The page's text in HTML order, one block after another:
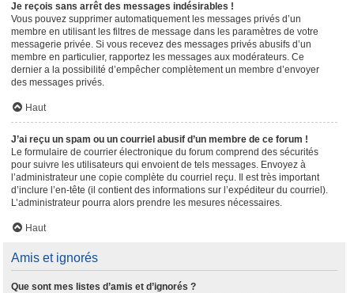
Je reçois sans arrêt des messages indésirables !
Vous pouvez supprimer automatiquement les messages privés d’un
membre en utilisant les filtres de message dans les paramètres de votre
messagerie privée. Si vous recevez des messages privés abusifs d’un
membre en particulier, rapportez les messages aux modérateurs. Ce
dernier a la possibilité d’empêcher complètement un membre d’envoyer
des messages privés.
Haut
J’ai reçu un spam ou un courriel abusif d’un membre de ce forum !
Le formulaire de courrier électronique du forum comprend des sécurités
pour suivre les utilisateurs qui envoient de tels messages. Envoyez à
l’administrateur une copie complète du courriel reçu. Il est très important
d’inclure l’en-tête (il contient des informations sur l’expéditeur du courriel).
L’administrateur pourra alors prendre les mesures nécessaires.
Haut
Amis et ignorés
Que sont mes listes d’amis et d’ignorés ?